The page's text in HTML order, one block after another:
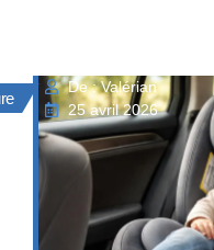
De : Valérian
25 avril 2026